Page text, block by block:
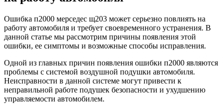
Ошибка п2000 мерседес щ203 может серьезно повлиять на
работу автомобиля и требует своевременного устранения. В
данной статье мы рассмотрим причины появления этой
ошибки, ее симптомы и возможные способы исправления.
Одной из главных причин появления ошибки п2000 являются
проблемы с системой воздушной подушки автомобиля.
Неисправности в данной системе могут привести к
неправильной работе подушек безопасности и ухудшению
управляемости автомобилем.